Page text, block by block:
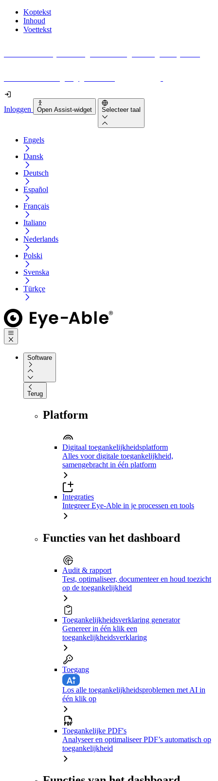
Koptekst
Inhoud
Voettekst
Inloggen Open Assist-widget Selecteer taal
Engels
Dansk
Deutsch
Español
Français
Italiano
Nederlands
Polski
Svenska
Türkçe
Software
Terug
Platform
Digitaal toegankelijkheidsplatform
Alles voor digitale toegankelijkheid,
samengebracht in één platform
Integraties
Integreer Eye-Able in je processen en tools
Functies van het dashboard
Audit & rapport
Test, optimaliseer, documenteer en houd toezicht
op de toegankelijkheid
Toegankelijkheidsverklaring generator
Genereer in één klik een
toegankelijkheidsverklaring
Toegang
Los alle toegankelijkheidsproblemen met AI in
één klik op
Toegankelijke PDF's
Analyseer en optimaliseer PDF’s automatisch op
toegankelijkheid